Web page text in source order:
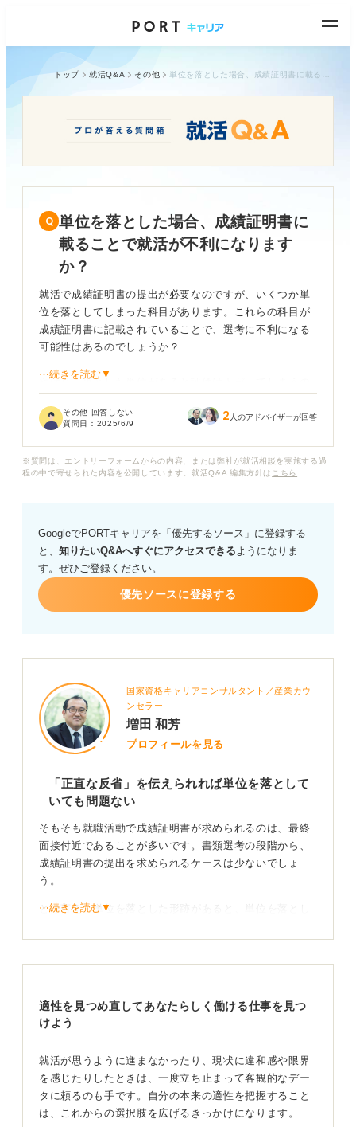
トップ 就活Q&A その他
単位を落とした場合、成績証明書に
載ることで就活が不利になります
か？
就活で成績証明書の提出が必要なのですが、いくつか単
位を落としてしまった科目があります。これらの科目が
成績証明書に記載されていることで、選考に不利になる
可能性はあるのでしょうか？
やはり、落とした単位があると評価は下がってしまうの
はありますか？
があれば教えていただきたいです。また、同じような経
⋯続きを読む▼
その他 回答しない
質問日： 2025/6/9 2 人のアドバイザーが回答
※質問は、エントリーフォームからの内容、または弊社が就活相談を実施する過
程の中で寄せられた内容を公開しています。就活Q&A 編集方針は こちら
GoogleでPORTキャリアを「優先するソース」に登録する
と、 知りたいQ&Aへすぐにアクセスできるようになりま
す。ぜひご登録ください。
優先ソースに登録する
国家資格キャリアコンサルタント／産業カウ
ンセラー
増田 和芳
プロフィールを見る
「正直な反省」を伝えられれば単位を落として
いても問題ない
そもそも就職活動で成績証明書が求められるのは、最終
面接付近であることが多いです。書類選考の段階から、
成績証明書の提出を求められるケースは少ないでしょ
う。
とは言え、単位を落とした形跡があると、単位を落とし
あります。ただし、だからと言って、気にしすぎないで
真摯に回答すれば問題ありません。改善が必要だと感じ
たのであれば、そのことを話してください。
れを踏まえてどのような改善を次年度におこなったかを
話せば、改善意識は伝えられます。素直に、そして改善
に取り組んだことを話すことがポイントです。
⋯続きを読む▼
適性を見つめ直してあなたらしく働ける仕事を見つ
けよう
就活が思うように進まなかったり、現状に違和感や限界
を感じたりしたときは、一度立ち止まって客観的なデー
タに頼るのも手です。自分の本来の適性を把握すること
は、これからの選択肢を広げるきっかけになります。